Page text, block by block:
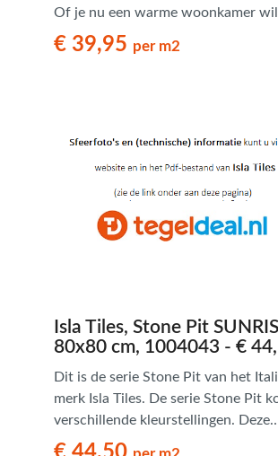
Of je nu een warme woonkamer
of een onderhoudsvriendelijke
houtuitstraling zoekt – Essence
€ 39,95 per m2
Isla Tiles, Stone Pit
80x80 cm, 1004043 - €
m2
Dit is de serie Stone Pit van het
merk Isla Tiles. De serie Stone Pit
verschillende kleurstellingen. Deze
natuursteenlook tegels hebben een